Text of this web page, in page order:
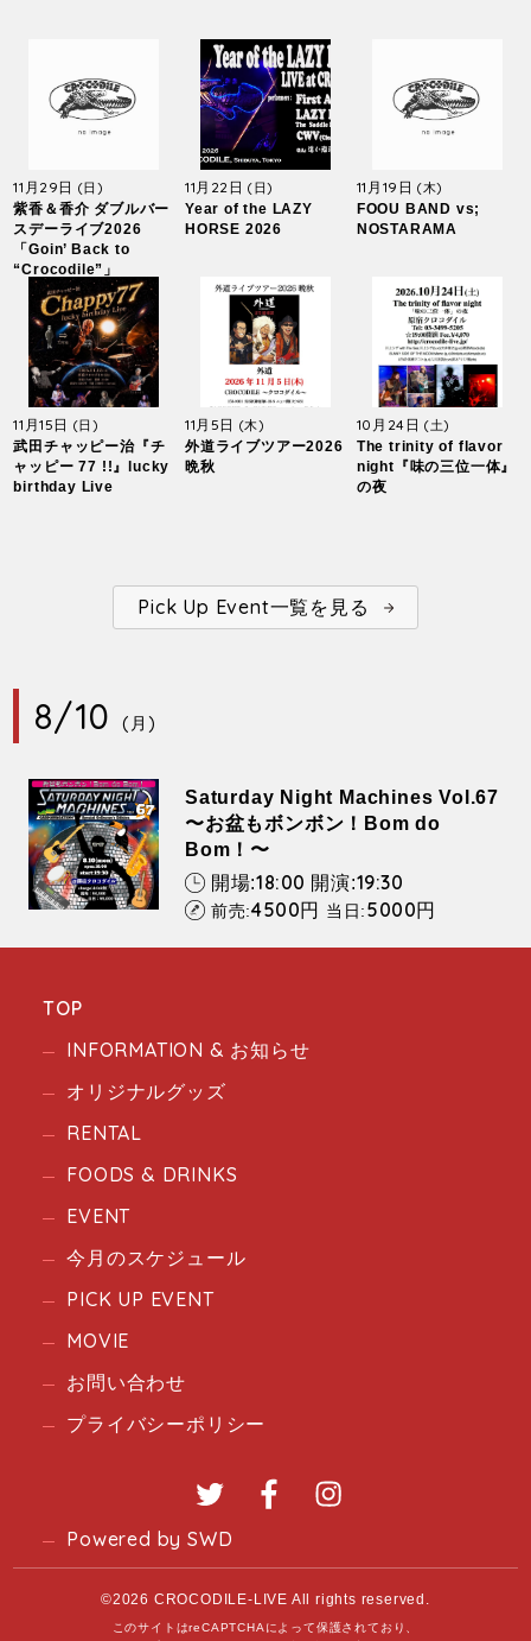
11月29日 (日)
紫香＆香介 ダブルバー
スデーライブ2026
「Goin’ Back to
“Crocodile”」
11月22日(日)
Year of the LAZY
HORSE 2026
11月19日 (木)
FOOU BAND vs;
NOSTARAMA
11月15日 (日)
武田チャッピー治『チ
ャッピー 77 !!』lucky
birthday Live
11月5日 (木)
外道ライブツアー2026
晩秋
10月24日 (土)
The trinity of flavor
night『味の三位一体』
の夜
Pick Up Event一覧を見る
8/10(月)
Saturday Night Machines Vol.67
〜お盆もボンボン！Bom do
Bom！〜
開場:18:00 開演:19:30
前売:4500円 当日:5000円
TOP
INFORMATION & お知らせ
オリジナルグッズ
RENTAL
FOODS & DRINKS
EVENT
今月のスケジュール
PICK UP EVENT
MOVIE
お問い合わせ
プライバシーポリシー
Twitter Facebook
Powered by SWD
©2026 CROCODILE-LIVE All rights reserved.
このサイトはreCAPTCHAによって保護されており、